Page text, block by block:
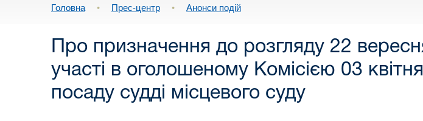
Головна • Прес-центр • Анонси подій
Про призначення до розгляду 22
участі в оголошеному Комісією 03
посаду судді місцевого суду